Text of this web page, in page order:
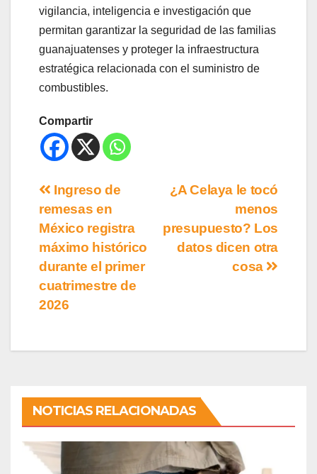
vigilancia, inteligencia e investigación que
permitan garantizar la seguridad de las familias
guanajuatenses y proteger la infraestructura
estratégica relacionada con el suministro de
combustibles.
Compartir
¿A Celaya le tocó
menos
presupuesto? Los
datos dicen otra
cosa
Ingreso de
remesas en
México registra
máximo histórico
durante el primer
cuatrimestre de
2026
NOTICIAS RELACIONADAS